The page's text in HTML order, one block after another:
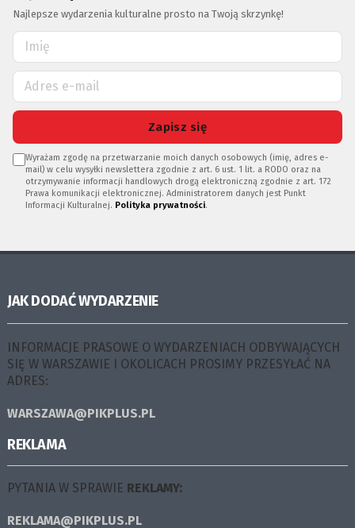
Najlepsze wydarzenia kulturalne prosto na Twoją skrzynkę!
Zapisz się
Wyrażam zgodę na przetwarzanie moich danych osobowych (imię, adres e-
mail) w celu wysyłki newslettera zgodnie z art. 6 ust. 1 lit. a RODO oraz na
otrzymywanie informacji handlowych drogą elektroniczną zgodnie z art. 172
Prawa komunikacji elektronicznej. Administratorem danych jest Punkt
Informacji Kulturalnej. Polityka prywatności.
JAK DODAĆ WYDARZENIE
INFORMACJE PRASOWE O WYDARZENIACH ODBYWAJĄCYCH
SIĘ W WARSZAWIE I OKOLICACH PROSIMY PRZESYŁAĆ NA
ADRES:
WARSZAWA@PIKPLUS.PL
REKLAMA
PYTANIA W SPRAWIE REKLAMY:
REKLAMA@PIKPLUS.PL